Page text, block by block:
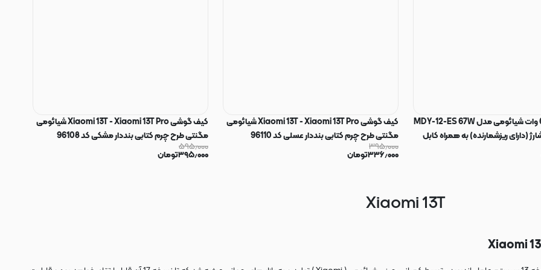
شارژر دیواری 67 وات شیائومی مدل MDY-12-ES 67W
(دارای ریزشمارنده) به همراه کابل
کیف گوشی Xiaomi 13T - Xiaomi 13T Pro شیائومی
مگنتی طرح چرم کتابی بنددار عسلی کد 96110
۳۹۵٫۰۰۰
۳۳۶٫۰۰۰تومان
کیف گوشی Xiaomi 13T - Xiaomi 13T Pro شیائومی
مگنتی طرح چرم کتابی بنددار مشکی کد 96108
۵۹۵٫۰۰۰
۳۹۵٫۰۰۰تومان
Xiaomi 13T